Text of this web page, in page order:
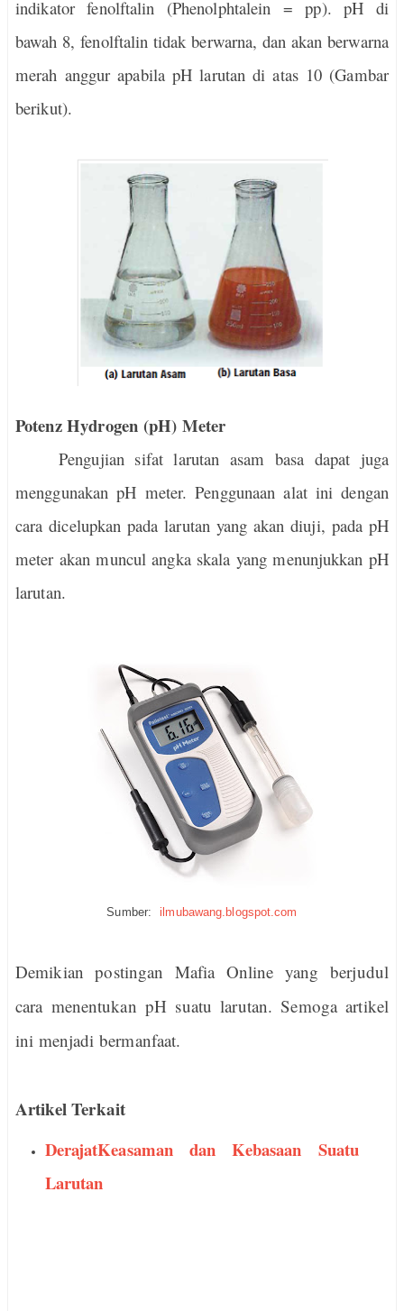
indikator fenolftalin (Phenolphtalein = pp). pH di
bawah 8, fenolftalin tidak berwarna, dan akan berwarna
merah anggur apabila pH larutan di atas 10 (Gambar
berikut).
Potenz Hydrogen (pH) Meter
Pengujian sifat larutan asam basa dapat juga
menggunakan pH meter. Penggunaan alat ini dengan
cara dicelupkan pada larutan yang akan diuji, pada pH
meter akan muncul angka skala yang menunjukkan pH
larutan.
Sumber:ilmubawang.blogspot.com
Demikian postingan Mafia Online yang berjudul
cara menentukan pH suatu larutan. Semoga artikel
ini menjadi bermanfaat.
Artikel Terkait
DerajatKeasaman dan Kebasaan Suatu
Larutan